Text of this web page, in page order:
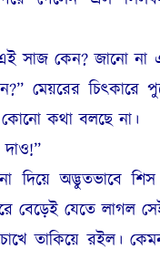
সাজ কেন? জানো না
মেয়রের চিৎকারে
কথা বলছে না।
দিয়ে অদ্ভুতভাবে
বেড়েই যেতে লাগল
তাকিয়ে রইল।